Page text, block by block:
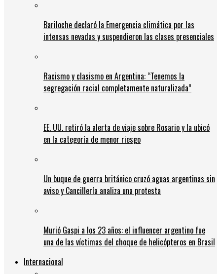
Bariloche declaró la Emergencia climática por las
intensas nevadas y suspendieron las clases presenciales
Racismo y clasismo en Argentina: “Tenemos la
segregación racial completamente naturalizada”
EE. UU. retiró la alerta de viaje sobre Rosario y la ubicó
en la categoría de menor riesgo
Un buque de guerra británico cruzó aguas argentinas sin
aviso y Cancillería analiza una protesta
Murió Gaspi a los 23 años: el influencer argentino fue
una de las víctimas del choque de helicópteros en Brasil
Internacional